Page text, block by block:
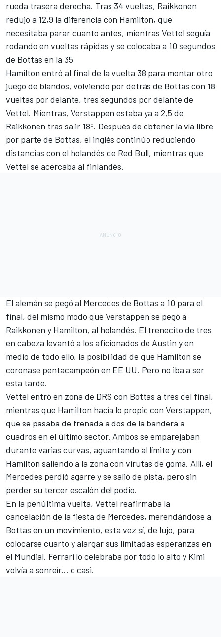
rueda trasera derecha. Tras 34 vueltas, Raikkonen
redujo a 12,9 la diferencia con Hamilton, que
necesitaba parar cuanto antes, mientras Vettel seguía
rodando en vueltas rápidas y se colocaba a 10 segundos
de Bottas en la 35.
Hamilton entró al final de la vuelta 38 para montar otro
juego de blandos, volviendo por detrás de Bottas con 18
vueltas por delante, tres segundos por delante de
Vettel. Mientras, Verstappen estaba ya a 2,5 de
Raikkonen tras salir 18º. Después de obtener la vía libre
por parte de Bottas, el inglés continúo reduciendo
distancias con el holandés de Red Bull, mientras que
Vettel se acercaba al finlandés.
El alemán se pegó al Mercedes de Bottas a 10 para el
final, del mismo modo que Verstappen se pegó a
Raikkonen y Hamilton, al holandés. El trenecito de tres
en cabeza levantó a los aficionados de Austin y en
medio de todo ello, la posibilidad de que Hamilton se
coronase pentacampeón en EE UU. Pero no iba a ser
esta tarde.
Vettel entró en zona de DRS con Bottas a tres del final,
mientras que Hamilton hacía lo propio con Verstappen,
que se pasaba de frenada a dos de la bandera a
cuadros en el último sector. Ambos se emparejaban
durante varias curvas, aguantando al límite y con
Hamilton saliendo a la zona con virutas de goma. Allí, el
Mercedes perdió agarre y se salió de pista, pero sin
perder su tercer escalón del podio.
En la penúltima vuelta, Vettel reafirmaba la
cancelación de la fiesta de Mercedes, merendándose a
Bottas en un movimiento, esta vez sí, de lujo, para
colocarse cuarto y alargar sus limitadas esperanzas en
el Mundial. Ferrari lo celebraba por todo lo alto y Kimi
volvía a sonreír... o casi.